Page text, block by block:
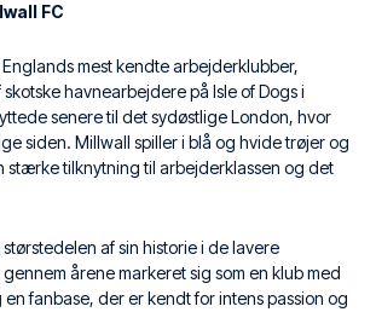
FC
mest kendte arbejderklubber,
havnearbejdere på Isle of Dogs i
senere til det sydøstlige London, hvor
siden. Millwall spiller i blå og hvide trøjer og
stærke tilknytning til arbejderklassen og det
af sin historie i de lavere
årene markeret sig som en klub med
fanbase, der er kendt for intens passion og